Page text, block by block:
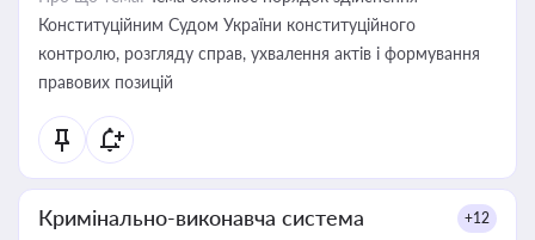
Конституційним Судом України конституційного
контролю, розгляду справ, ухвалення актів і формування
правових позицій
Кримінально-виконавча система +12